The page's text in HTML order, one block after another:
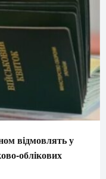
відмовлять у
облікових